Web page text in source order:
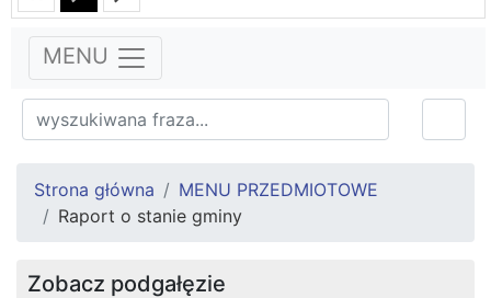
MENU
Strona główna
MENU PRZEDMIOTOWE
Raport o stanie gminy
Zobacz podgałęzie